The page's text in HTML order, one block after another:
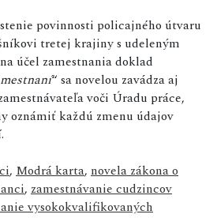
povinnosti policajného útvaru
tretej krajiny s udeleným
účel zamestnania doklad
“ sa novelou zavádza aj
voči Úradu práce,
oznámiť každú zmenu údajov
, Modrá karta, novela zákona o
, zamestnávanie cudzincov
vysokokvalifikovaných